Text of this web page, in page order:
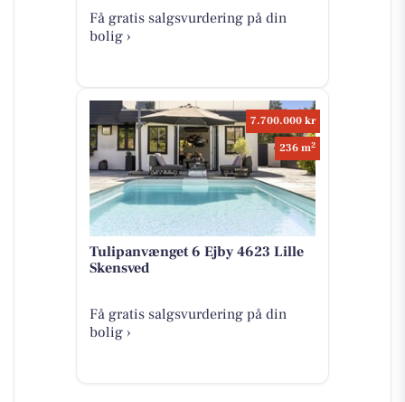
Få gratis salgsvurdering på din
bolig ›
7.700.000 kr
236 m2
Tulipanvænget 6 Ejby 4623 Lille
Skensved
Få gratis salgsvurdering på din
bolig ›